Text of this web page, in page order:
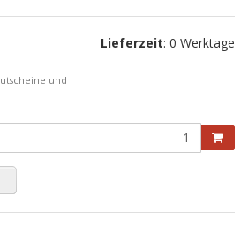
und
Lieferzeit: 0 Werktage